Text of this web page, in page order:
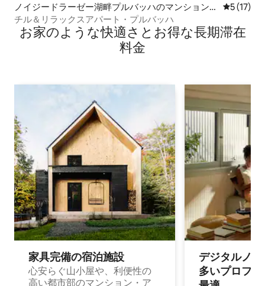
ノイジードラーゼー湖畔プルバッハのマンション・
アパート
レビュー
5 (17)
チル＆リラックスアパート・プルバッハ
お家のような快⁠適⁠さ⁠とお⁠得⁠な長⁠期⁠滞⁠在
料⁠金
家具完備の宿⁠泊⁠施⁠設
心安らぐ山小屋や、利便性の
高い都市部のマンション・ア
デジタルノ
多⁠いプ⁠ロ⁠フ⁠